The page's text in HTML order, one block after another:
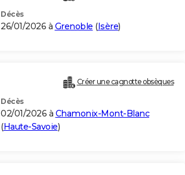
Décès
26/01/2026 à Grenoble (Isère)
Créer une cagnotte obsèques
Décès
02/01/2026 à Chamonix-Mont-Blanc
(Haute-Savoie)